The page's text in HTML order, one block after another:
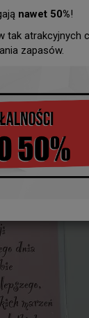
nawet 50%!
tak atrakcyjnych
zapasów.